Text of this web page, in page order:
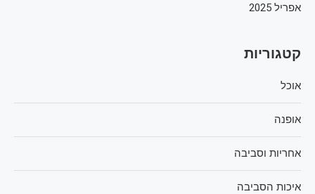
אפריל 2025
קטגוריות
אוכל
אופנה
אחריות וסביבה
איכות הסביבה